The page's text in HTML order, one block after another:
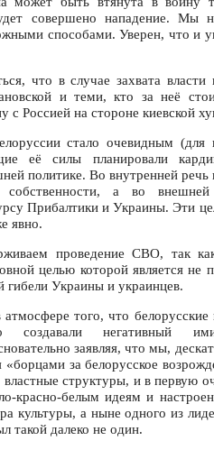
совершено нападение. Мы
способами. Уверен, что и
что в случае захвата
и теми, кто за неё
с Россией на стороне киевской
стало очевидным (для
её силы планировали
политике. Во внутренней
собственности, а во
Прибалтики и Украины. Эти
явно.
проведение СВО, так
целью которой является не
гибели Украины и украинцев.
того, что белорусские
создавали негативный
заявляя, что мы,
«борцами за белорусское
структуры, и в первую
красно-белым идеям и
культуры, а ныне одного из
такой далеко не один.